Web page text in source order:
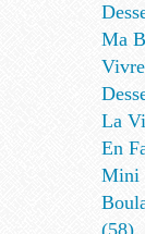
Ma
La
En
Mini
(58)